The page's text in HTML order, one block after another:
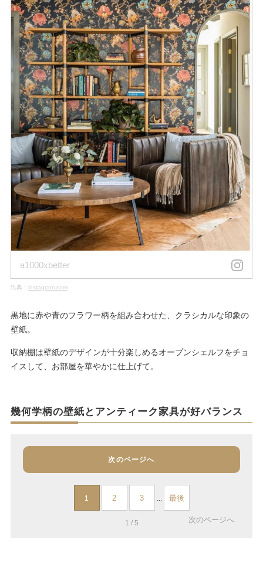
a1000xbetter
出典： instagram.com
黒地に赤や青のフラワー柄を組み合わせた、クラシカルな印象の
壁紙。
収納棚は壁紙のデザインが十分楽しめるオープンシェルフをチョ
イスして、お部屋を華やかに仕上げて。
幾何学柄の壁紙とアンティーク家具が好バランス
次のページへ
1 2 3 ... 最後
1 / 5 次のページへ